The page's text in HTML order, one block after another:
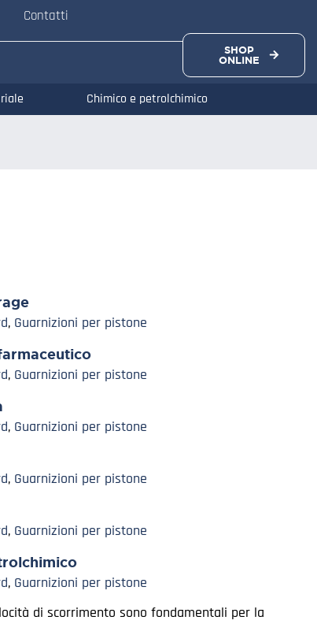
Contatti
SHOP
ONLINE
Chimico e petrolchimico
, Guarnizioni per pistone
, Guarnizioni per pistone
, Guarnizioni per pistone
, Guarnizioni per pistone
, Guarnizioni per pistone
, Guarnizioni per pistone
di scorrimento sono fondamentali per la